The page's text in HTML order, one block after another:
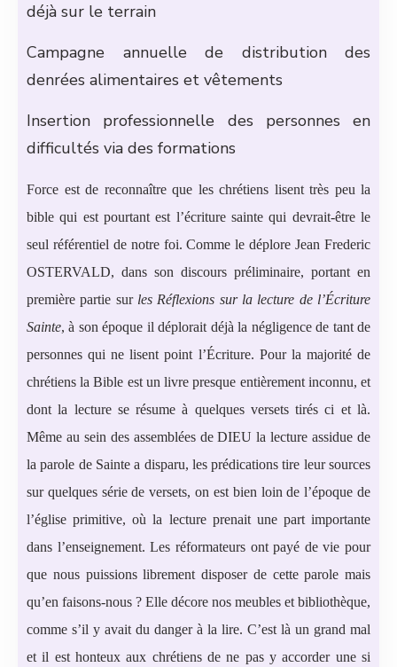
déjà sur le terrain
Campagne annuelle de distribution des
denrées alimentaires et vêtements
Insertion professionnelle des personnes en
difficultés via des formations
Force est de reconnaître que les chrétiens lisent très peu la
bible qui est pourtant est l’écriture sainte qui devrait-être le
seul référentiel de notre foi. Comme le déplore Jean Frederic
OSTERVALD, dans son discours préliminaire, portant en
première partie sur les Réflexions sur la lecture de l’Écriture
Sainte, à son époque il déplorait déjà la négligence de tant de
personnes qui ne lisent point l’Écriture. Pour la majorité de
chrétiens la Bible est un livre presque entièrement inconnu, et
dont la lecture se résume à quelques versets tirés ci et là.
Même au sein des assemblées de DIEU la lecture assidue de
la parole de Sainte a disparu, les prédications tire leur sources
sur quelques série de versets, on est bien loin de l’époque de
l’église primitive, où la lecture prenait une part importante
dans l’enseignement. Les réformateurs ont payé de vie pour
que nous puissions librement disposer de cette parole mais
qu’en faisons-nous ? Elle décore nos meubles et bibliothèque,
comme s’il y avait du danger à la lire. C’est là un grand mal
et il est honteux aux chrétiens de ne pas y accorder une si